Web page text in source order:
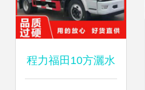
程力福田10方灑水